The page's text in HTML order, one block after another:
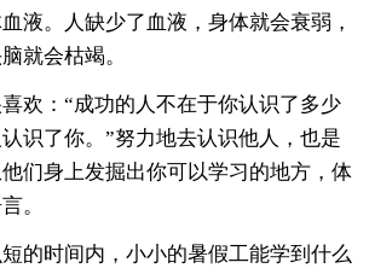
液。人缺少了血液，身体就会衰弱，
就会枯竭。
欢：“成功的人不在于你认识了多少
识了你。”努力地去认识他人，也是
们身上发掘出你可以学习的地方，体
。
的时间内，小小的暑假工能学到什么